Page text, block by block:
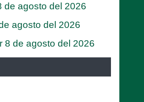
de agosto del 2026
agosto del 2026
8 de agosto del 2026